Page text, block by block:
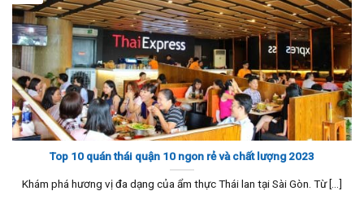
Top 10 quán thái quận 10 ngon rẻ và chất lượng 2023
Khám phá hương vị đa dạng của ẩm thực Thái lan tại Sài Gòn. Từ [...]